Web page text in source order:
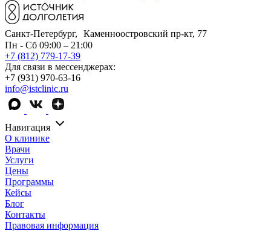
Санкт-Петербург, Каменноостровский пр-кт, 77
Пн - Сб 09:00 – 21:00
+7 (812) 779-17-39
Для связи в мессенджерах:
+7 (931) 970-63-16
info@istclinic.ru
Навигация
О клинике
Врачи
Услуги
Цены
Программы
Кейсы
Блог
Контакты
Правовая информация